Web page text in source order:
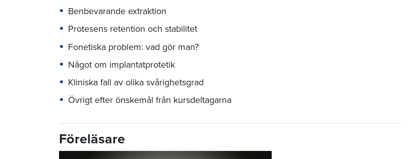
Benbevarande extraktion
Protesens retention och stabilitet
Fonetiska problem: vad gör man?
Något om implantatprotetik
Kliniska fall av olika svårighetsgrad
Övrigt efter önskemål från kursdeltagarna
Föreläsare